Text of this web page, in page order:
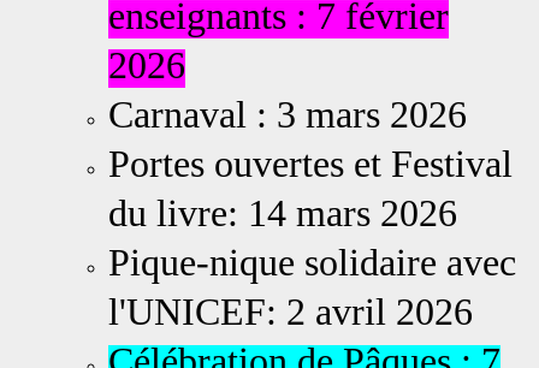
enseignants : 7 février
2026
Carnaval : 3 mars 2026
Portes ouvertes et Festival
du livre: 14 mars 2026
Pique-nique solidaire avec
l'UNICEF: 2 avril 2026